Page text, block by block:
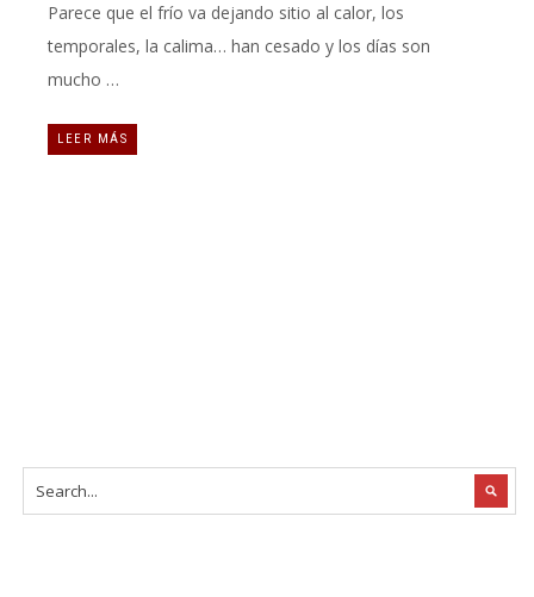
Parece que el frío va dejando sitio al calor, los
temporales, la calima… han cesado y los días son
mucho …
LEER MÁS